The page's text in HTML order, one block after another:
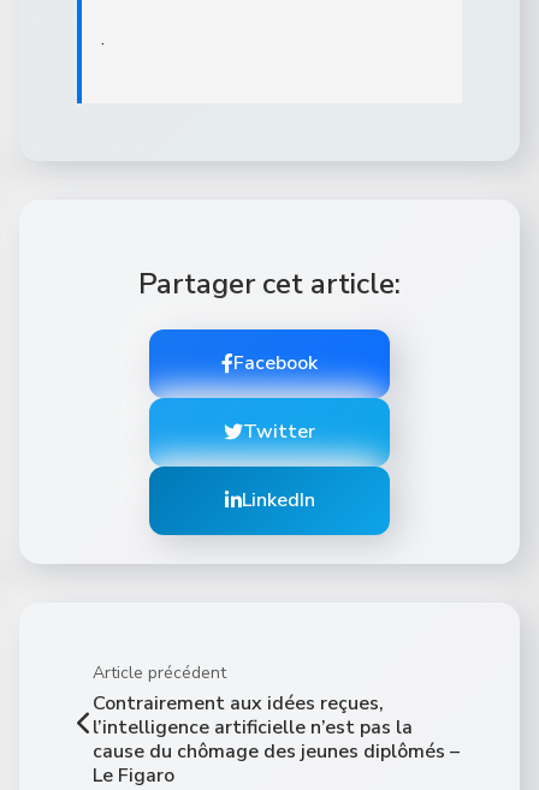
.
Partager cet article:
Facebook
Twitter
LinkedIn
Article précédent
Contrairement aux idées reçues,
l’intelligence artificielle n’est pas la
cause du chômage des jeunes diplômés –
Le Figaro